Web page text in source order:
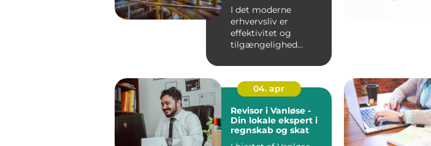
I det moderne
erhvervsliv er
effektivitet og
tilgængelighed
for en vel...
04. apr
Revisor i Vanløse -
Din lokale ekspert i
regnskab og skat